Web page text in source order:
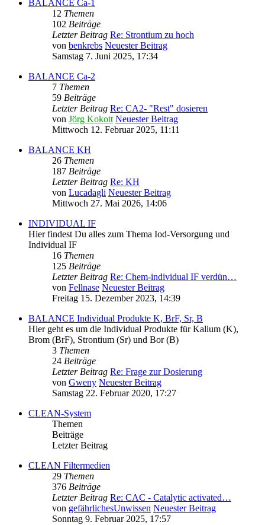
BALANCE Ca-1
12 Themen
102 Beiträge
Letzter Beitrag Re: Strontium zu hoch
von benkrebs Neuester Beitrag
Samstag 7. Juni 2025, 17:34
BALANCE Ca-2
7 Themen
59 Beiträge
Letzter Beitrag Re: CA2- "Rest" dosieren
von Jörg Kokott Neuester Beitrag
Mittwoch 12. Februar 2025, 11:11
BALANCE KH
26 Themen
187 Beiträge
Letzter Beitrag Re: KH
von Lucadagli Neuester Beitrag
Mittwoch 27. Mai 2026, 14:06
INDIVIDUAL IF
Hier findest Du alles zum Thema Iod-Versorgung und
Individual IF
16 Themen
125 Beiträge
Letzter Beitrag Re: Chem-individual IF verdün…
von Fellnase Neuester Beitrag
Freitag 15. Dezember 2023, 14:39
BALANCE Individual Produkte K, BrF, Sr, B
Hier geht es um die Individual Produkte für Kalium (K),
Brom (BrF), Strontium (Sr) und Bor (B)
3 Themen
24 Beiträge
Letzter Beitrag Re: Frage zur Dosierung
von Gweny Neuester Beitrag
Samstag 22. Februar 2020, 17:27
CLEAN-System
Themen
Beiträge
Letzter Beitrag
CLEAN Filtermedien
29 Themen
376 Beiträge
Letzter Beitrag Re: CAC - Catalytic activated…
von gefährlichesUnwissen Neuester Beitrag
Sonntag 9. Februar 2025, 17:57